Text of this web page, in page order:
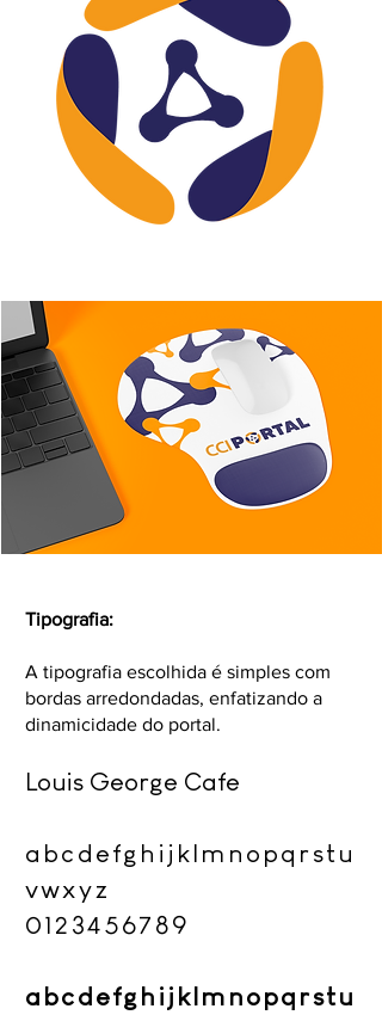
Tipografia:
A tipografia escolhida é simples com
bordas arredondadas, enfatizando a
dinamicidade do portal.
Louis George Cafe
abcdefghijklmnopqrstu
vwxyz
0123456789
abcdefghijklmnopqrstu